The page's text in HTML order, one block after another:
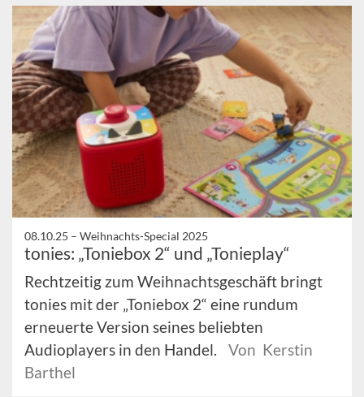
08.10.25 – Weihnachts-Special 2025
tonies: „Toniebox 2“ und „Tonieplay“
Rechtzeitig zum Weihnachtsgeschäft bringt
tonies mit der „Toniebox 2“ eine rundum
erneuerte Version seines beliebten
Audioplayers in den Handel.
Von Kerstin
Barthel